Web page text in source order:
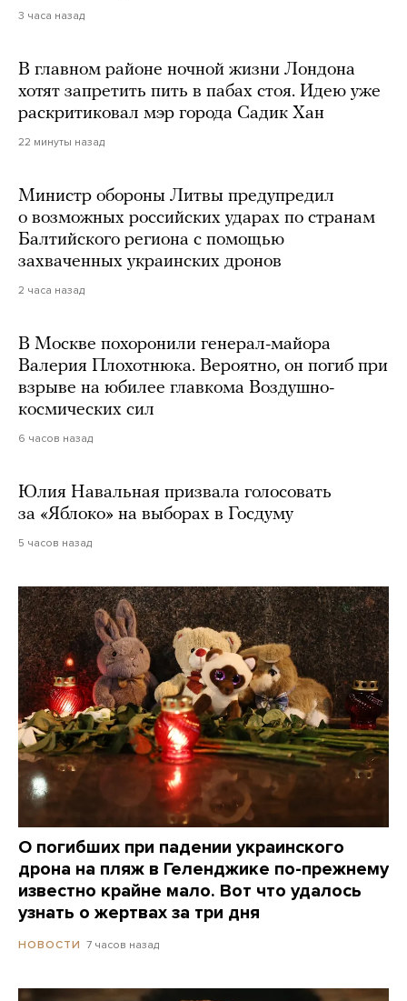
3 часа назад
В главном районе ночной жизни Лондона
хотят запретить пить в пабах стоя. Идею уже
раскритиковал мэр города Садик Хан
22 минуты назад
Министр обороны Литвы предупредил
о возможных российских ударах по странам
Балтийского региона с помощью
захваченных украинских дронов
2 часа назад
В Москве похоронили генерал-майора
Валерия Плохотнюка. Вероятно, он погиб при
взрыве на юбилее главкома Воздушно-
космических сил
6 часов назад
Юлия Навальная призвала голосовать
за «Яблоко» на выборах в Госдуму
5 часов назад
О погибших при падении украинского
дрона на пляж в Геленджике по-прежнему
известно крайне мало. Вот что удалось
узнать о жертвах за три дня
НОВОСТИ 7 часов назад